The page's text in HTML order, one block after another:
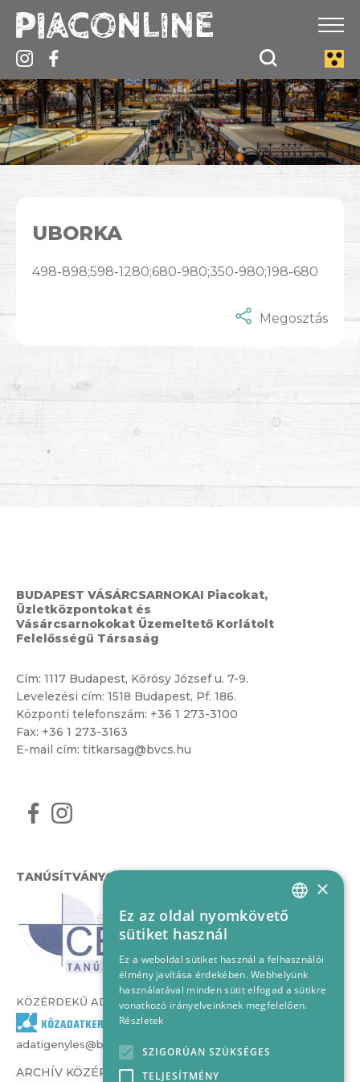
UBORKA
498-898;598-1280;680-980;350-980;198-680
Megosztás
BUDAPEST VÁSÁRCSARNOKAI Piacokat,
Üzletközpontokat és
Vásárcsarnokokat Üzemeltető Korlátolt
Felelősségű Társaság
Cím: 1117 Budapest, Kőrösy József u. 7-9.
Levelezési cím: 1518 Budapest, Pf. 186.
Központi telefonszám: +36 1 273-3100
Fax: +36 1 273-3163
E-mail cím: titkarsag@bvcs.hu
TANÚSÍTVÁNYOK
KÖZÉRDEKŰ ADATOK
adatigenyles@bvcs.hu
ARCHÍV KÖZÉRDEKŰ ADATOK –
HUNGARIAN
×
Ez az oldal nyomkövető
sütiket használ
Ez a weboldal sütiket használ a felhasználói
élmény javítása érdekében. Webhelyünk
használatával minden sütit elfogad a sütikre
vonatkozó irányelveinknek megfelelően.
Részletek
SZIGORÚAN SZÜKSÉGES
TELJESÍTMÉNY